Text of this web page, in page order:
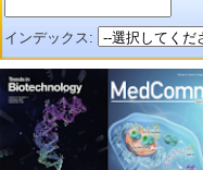
インデックス: